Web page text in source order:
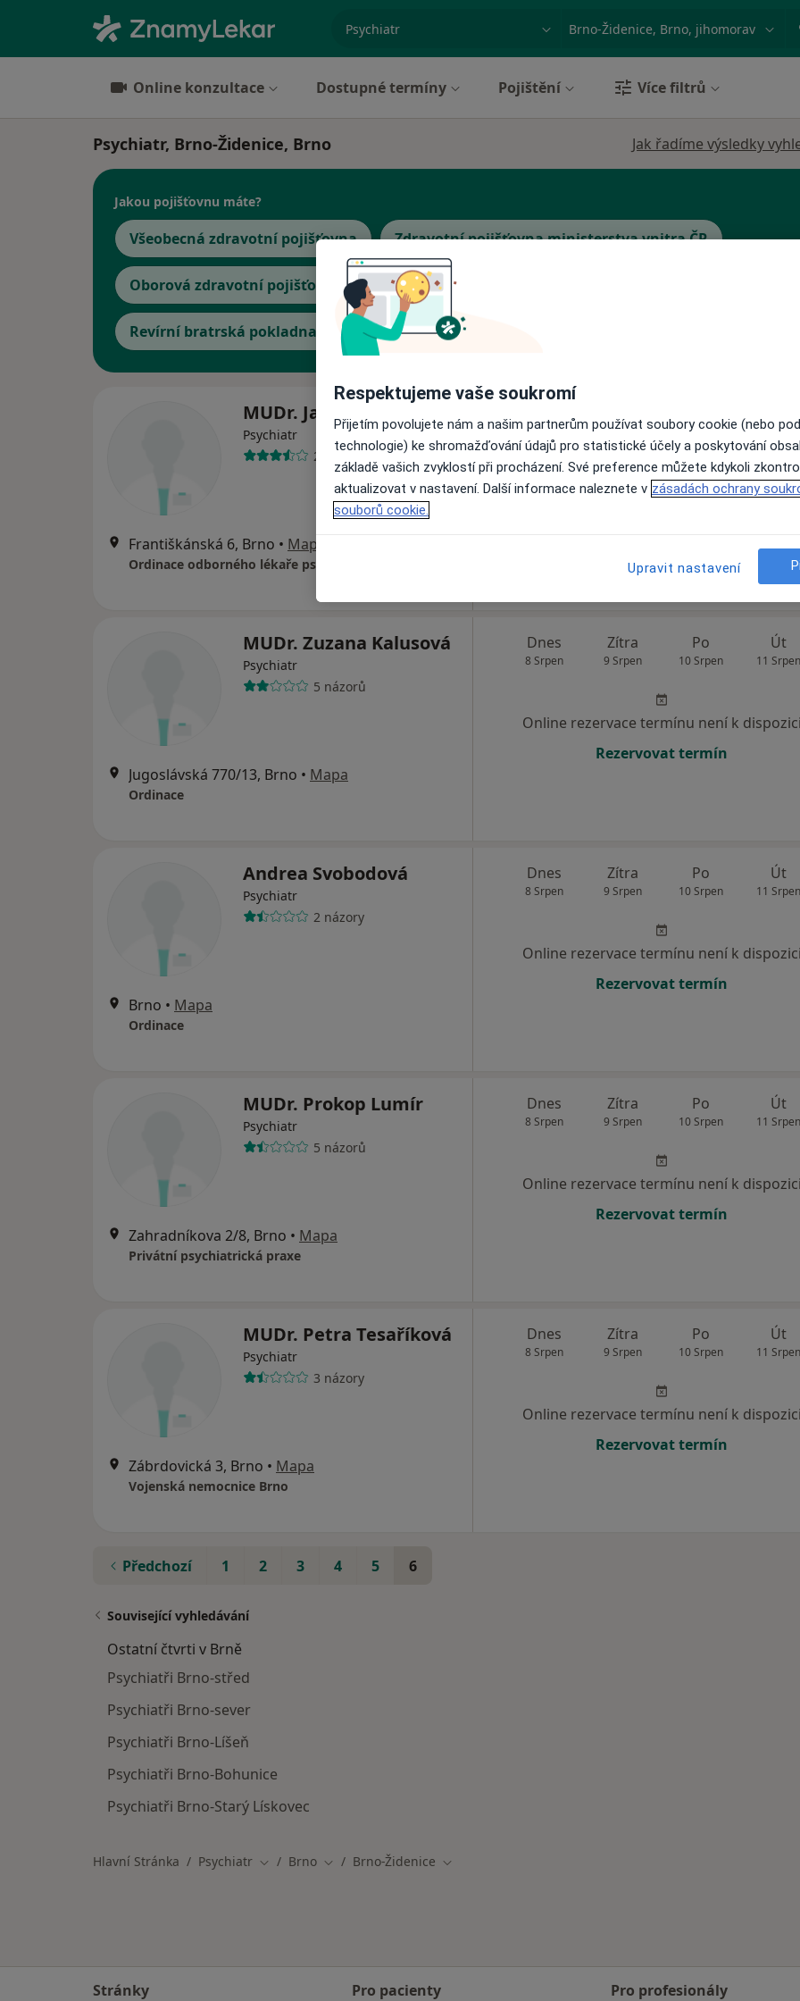
Město nebo region
Online konzultace Dostupné termíny Pojištění Více filtrů
Psychiatr, Brno-Židenice, Brno Jak řadíme výsledky
Jakou pojišťovnu máte?
Všeobecná zdravotní pojišťovna Zdravotní pojišťovna ministerstva vnitra ČR
Oborová zdravotní pojišťovna Vojenská zdravotní pojišťovna ČR
Revírní bratrská pokladna, zdravotní pojišťovna
MUDr. Jana Rottová
Psychiatr
20 názorů
Františkánská 6, Brno • Mapa
Ordinace odborného lékaře psychiatra
8 Srpen 9 Srpen 10 Srpen 11
Online rezervace termínu není k
MUDr. Zuzana Kalusová
Psychiatr
5 názorů
Jugoslávská 770/13, Brno • Mapa
Ordinace
Dnes
8 Srpen
Zítra
9 Srpen
Po
10 Srpen
Út
11 Srpen
Online rezervace termínu není k dispozici
Rezervovat termín
Andrea Svobodová
Psychiatr
2 názory
Brno • Mapa
Ordinace
Dnes
8 Srpen
Zítra
9 Srpen
Po
10 Srpen
Út
11 Srpen
Online rezervace termínu není k dispozici
Rezervovat termín
MUDr. Prokop Lumír
Psychiatr
5 názorů
Zahradníkova 2/8, Brno • Mapa
Privátní psychiatrická praxe
Dnes
8 Srpen
Zítra
9 Srpen
Po
10 Srpen
Út
11 Srpen
Online rezervace termínu není k dispozici
Rezervovat termín
MUDr. Petra Tesaříková
Psychiatr
3 názory
Zábrdovická 3, Brno • Mapa
Vojenská nemocnice Brno
Dnes
8 Srpen
Zítra
9 Srpen
Po
10 Srpen
Út
11 Srpen
Online rezervace termínu není k dispozici
Rezervovat termín
Předchozí 1 2 3 4 5 6
Související vyhledávání
Ostatní čtvrti v Brně
Psychiatři Brno-střed
Psychiatři Brno-sever
Psychiatři Brno-Líšeň
Psychiatři Brno-Bohunice
Psychiatři Brno-Starý Lískovec
Hlavní Stránka Psychiatr Změna města
Brno Změna města
Brno-Židenice Změna města
Stránky
Pro pacienty
Pro profesionály
Respektujeme vaše soukromí
Přijetím povolujete nám a našim partnerům používat soubory cookie (nebo
technologie) ke shromažďování údajů pro statistické účely a poskytování
základě vašich zvyklostí při procházení. Své preference můžete kdykoli
aktualizovat v nastavení. Další informace naleznete v zásadách ochrany
souborů cookie.
Upravit nastavení